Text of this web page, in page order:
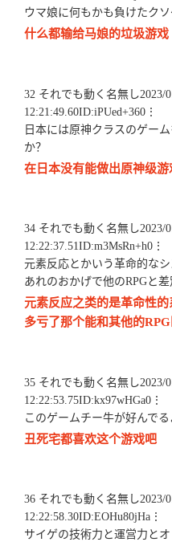
ウマ娘に何もかも負けたク
什么都输给马娘的垃圾游戏
32 それでも動く名無し2023/
12:21:49.60ID:iPUed+360⋮
日本には原神クラスのゲー
か？
在日本没有能做出原神级游
34 それでも動く名無し2023/
12:22:37.51ID:m3MsRn+h0⋮
元素反応とかいう革命的な
あれのおかげで他のRPGと
元素反应之类的是革命性的
多亏了那个能和其他的
35 それでも動く名無し2023/
12:22:53.75ID:kx97wHGa0⋮
このゲームチー牛が好んでる
丑死宅都喜欢这个游戏吧
36 それでも動く名無し2023/
12:22:58.30ID:EOHu80jHa⋮
サイゲの技術力と運営力と